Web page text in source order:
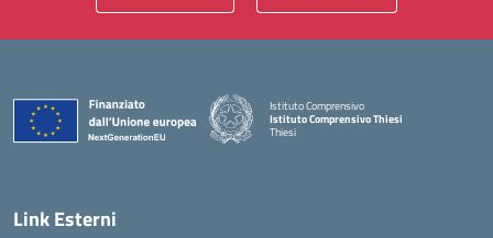
Istituto Comprensivo
Istituto Comprensivo Thiesi
Thiesi
Link Esterni